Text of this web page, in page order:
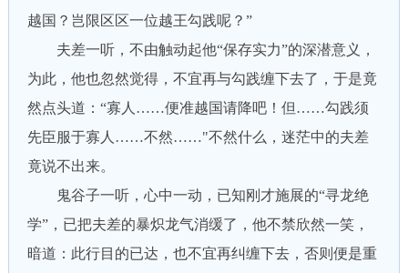
越国？岂限区区一位越王勾践呢？”
夫差一听，不由触动起他“保存实力”的深潜意义，
为此，他也忽然觉得，不宜再与勾践缠下去了，于是竟
然点头道：“寡人……便准越国请降吧！但……勾践须
先臣服于寡人……不然……"不然什么，迷茫中的夫差
竟说不出来。
鬼谷子一听，心中一动，已知刚才施展的“寻龙绝
学”，已把夫差的暴炽龙气消缓了，他不禁欣然一笑，
暗道：此行目的已达，也不宜再纠缠下去，否则便是重